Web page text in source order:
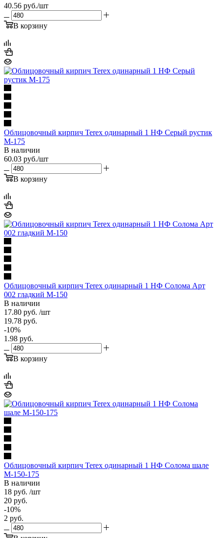
40.56 руб./шт
В корзину
Облицовочный кирпич Terex одинарный 1 НФ Серый рустик
М-175
В наличии
60.03 руб./шт
В корзину
Облицовочный кирпич Terex одинарный 1 НФ Солома Арт
002 гладкий М-150
В наличии
17.80 руб. /шт
19.78 руб.
-10%
1.98 руб.
В корзину
Облицовочный кирпич Terex одинарный 1 НФ Солома шале
М-150-175
В наличии
18 руб. /шт
20 руб.
-10%
2 руб.